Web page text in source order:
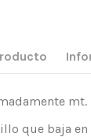
mt.
que baja